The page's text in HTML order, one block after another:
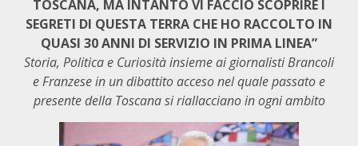
TOSCANA, MA INTANTO VI FACCIO SCOPRIRE I
SEGRETI DI QUESTA TERRA CHE HO RACCOLTO IN
QUASI 30 ANNI DI SERVIZIO IN PRIMA LINEA”
Storia, Politica e Curiosità insieme ai giornalisti Brancoli
e Franzese in un dibattito acceso nel quale passato e
presente della Toscana si riallacciano in ogni ambito